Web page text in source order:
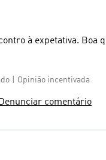
à expetativa. Boa
Opinião incentivada
Denunciar comentário